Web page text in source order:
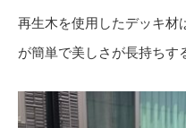
再生木を使用したデッキ材
が簡単で美しさが長持ちす